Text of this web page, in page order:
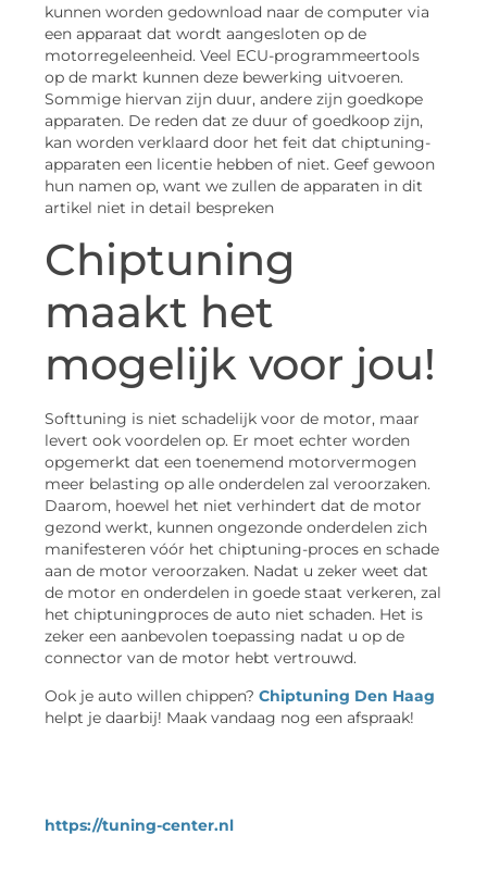
kunnen worden gedownload naar de computer via
een apparaat dat wordt aangesloten op de
motorregeleenheid. Veel ECU-programmeertools
op de markt kunnen deze bewerking uitvoeren.
Sommige hiervan zijn duur, andere zijn goedkope
apparaten. De reden dat ze duur of goedkoop zijn,
kan worden verklaard door het feit dat chiptuning-
apparaten een licentie hebben of niet. Geef gewoon
hun namen op, want we zullen de apparaten in dit
artikel niet in detail bespreken
Chiptuning
maakt het
mogelijk voor jou!
Softtuning is niet schadelijk voor de motor, maar
levert ook voordelen op. Er moet echter worden
opgemerkt dat een toenemend motorvermogen
meer belasting op alle onderdelen zal veroorzaken.
Daarom, hoewel het niet verhindert dat de motor
gezond werkt, kunnen ongezonde onderdelen zich
manifesteren vóór het chiptuning-proces en schade
aan de motor veroorzaken. Nadat u zeker weet dat
de motor en onderdelen in goede staat verkeren, zal
het chiptuningproces de auto niet schaden. Het is
zeker een aanbevolen toepassing nadat u op de
connector van de motor hebt vertrouwd.
Ook je auto willen chippen? Chiptuning Den Haag
helpt je daarbij! Maak vandaag nog een afspraak!
https://tuning-center.nl